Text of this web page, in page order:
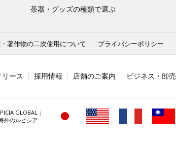
茶器・グッズの種類で選ぶ
著作物の二次使用について プライバシーポリシー
ース 採用情報 店舗のご案内 ビジネス・卸売
GLOBAL：
外のルピシア